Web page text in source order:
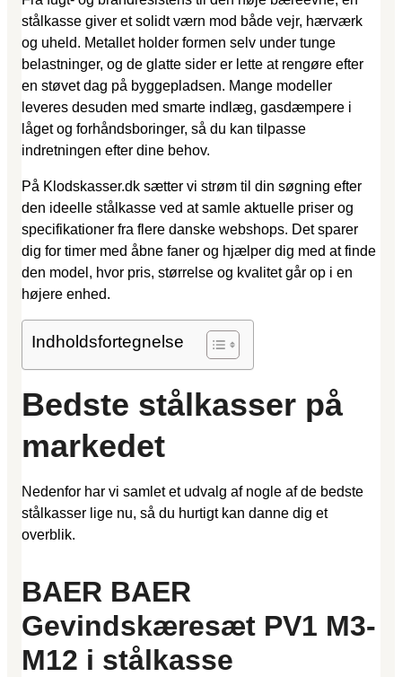
stålkasse giver et solidt værn mod både vejr, hærværk
og uheld. Metallet holder formen selv under tunge
belastninger, og de glatte sider er lette at rengøre efter
en støvet dag på byggepladsen. Mange modeller
leveres desuden med smarte indlæg, gasdæmpere i
låget og forhåndsboringer, så du kan tilpasse
indretningen efter dine behov.
På Klodskasser.dk sætter vi strøm til din søgning efter
den ideelle stålkasse ved at samle aktuelle priser og
specifikationer fra flere danske webshops. Det sparer
dig for timer med åbne faner og hjælper dig med at finde
den model, hvor pris, størrelse og kvalitet går op i en
højere enhed.
Indholdsfortegnelse
Bedste stålkasser på
markedet
Nedenfor har vi samlet et udvalg af nogle af de bedste
stålkasser lige nu, så du hurtigt kan danne dig et
overblik.
BAER BAER
Gevindskæresæt PV1 M3-
M12 i stålkasse